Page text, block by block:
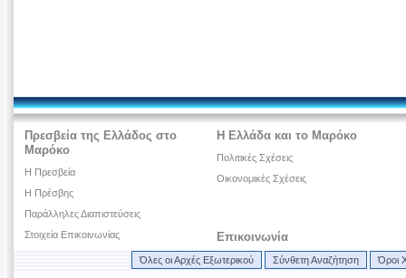
Πρεσβεία της Ελλάδος στο
Μαρόκο
Η Πρεσβεία
Η Πρέσβης
Παράλληλες Διαπιστεύσεις
Στοιχεία Επικοινωνίας
Η Ελλάδα και το Μαρόκο
Πολιτικές Σχέσεις
Οικονομικές Σχέσεις
Επικοινωνία
Όλες οι Αρχές Εξωτερικού Σύνθετη Αναζήτηση Όροι